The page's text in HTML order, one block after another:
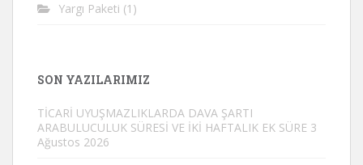
Yargı Paketi (1)
SON YAZILARIMIZ
TİCARİ UYUŞMAZLIKLARDA DAVA ŞARTI
ARABULUCULUK SÜRESİ VE İKİ HAFTALIK EK SÜRE 3
Ağustos 2026